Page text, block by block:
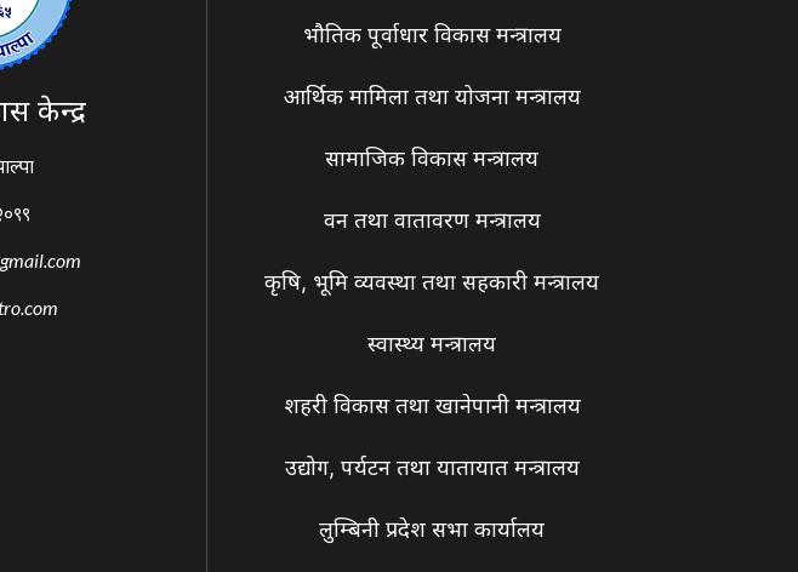
केन्द्र
भौतिक पूर्वाधार विकास मन्त्रालय
आर्थिक मामिला तथा योजना मन्त्रालय
सामाजिक विकास मन्त्रालय
वन तथा वातावरण मन्त्रालय
कृषि, भूमि व्यवस्था तथा सहकारी मन्त्रालय
स्वास्थ्य मन्त्रालय
शहरी विकास तथा खानेपानी मन्त्रालय
उद्योग, पर्यटन तथा यातायात मन्त्रालय
लुम्बिनी प्रदेश सभा कार्यालय